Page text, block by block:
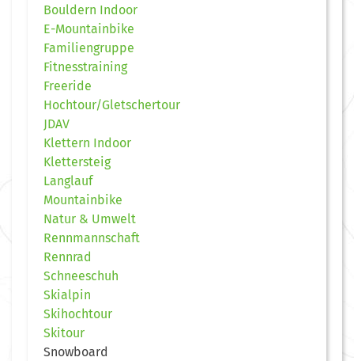
Bouldern Indoor
E-Mountainbike
Familiengruppe
Fitnesstraining
Freeride
Hochtour/Gletschertour
JDAV
Klettern Indoor
Klettersteig
Langlauf
Mountainbike
Natur & Umwelt
Rennmannschaft
Rennrad
Schneeschuh
Skialpin
Skihochtour
Skitour
Snowboard